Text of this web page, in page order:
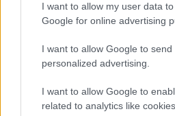
I want to allow my user data
Google for online advertising
I want to allow Google to send
personalized advertising.
I want to allow Google to
related to analytics like
14 éve
A tv2 Andikával és az ő
turnézik, trl-nek is kellett egy
szintén a blikk hoz le először....